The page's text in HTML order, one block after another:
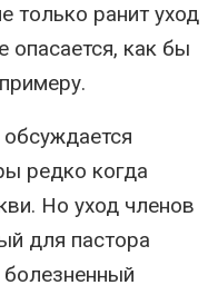
только ранит уход
опасается, как бы
редко когда
Но уход членов
для пастора